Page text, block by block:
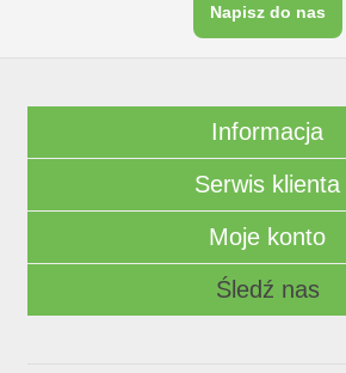
Napisz do nas
Informacja
Serwis klienta
Moje konto
Śledź nas